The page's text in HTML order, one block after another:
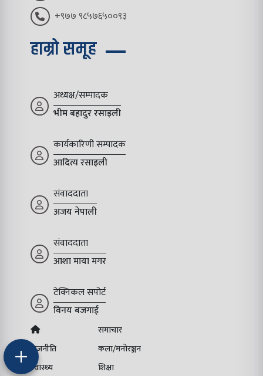
+९७७ ९८५७६५००९३
हाम्रो समूह
अध्यक्ष/सम्पादक
भीम बहादुर रसाइली
कार्यकारिणी सम्पादक
आदित्य रसाइली
संवाददाता
अजय नेपाली
संवाददाता
आशा माया मगर
टेक्निकल सपोर्ट
विनय बजगाई
समाचार
राजनीति
कला/मनोरञ्जन
स्वास्थ्य
शिक्षा